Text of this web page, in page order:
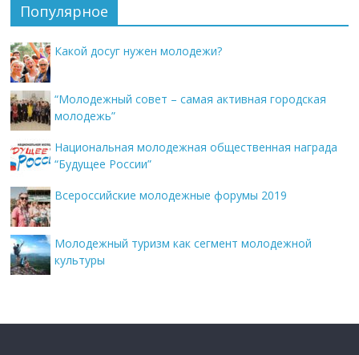
Популярное
Какой досуг нужен молодежи?
“Молодежный совет – самая активная городская
молодежь”
Национальная молодежная общественная награда
“Будущее России”
Всероссийские молодежные форумы 2019
Молодежный туризм как сегмент молодежной
культуры